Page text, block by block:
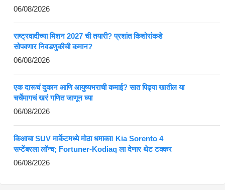
06/08/2026
राष्ट्रवादीच्या मिशन 2027 ची तयारी? प्रशांत किशोरांकडे
सोपवणार निवडणुकीची कमान?
06/08/2026
एक दारूचं दुकान आणि आयुष्यभराची कमाई? सात पिढ्या खातील या
चर्चेमागचं खरं गणित जाणून घ्या
06/08/2026
किआचा SUV मार्केटमध्ये मोठा धमाका! Kia Sorento 4
सप्टेंबरला लॉन्च; Fortuner-Kodiaq ला देणार थेट टक्कर
06/08/2026